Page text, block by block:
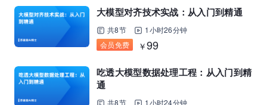
大模型对齐技术实战：从入门到精通
共8节
1小时26分钟
会员免费
￥99
吃透大模型数据处理工程：从入门到精
通
共8节
1小时24分钟